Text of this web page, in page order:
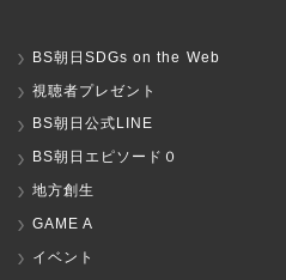
BS朝日SDGs on the Web
視聴者プレゼント
BS朝日公式LINE
BS朝日エピソード０
地方創生
GAME A
イベント